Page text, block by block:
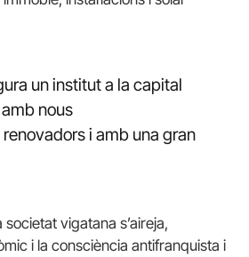
un institut a la capital
nous
i amb una gran
vigatana s’aireja,
i la consciència antifranquista i